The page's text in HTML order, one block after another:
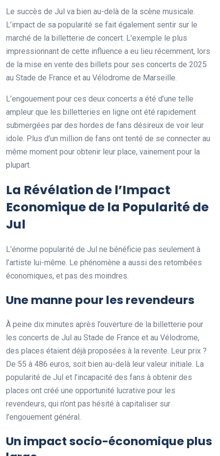
Le succès de Jul va bien au-delà de la scène musicale.
L’impact de sa popularité se fait également sentir sur le
marché de la billetterie de concert. L’exemple le plus
impressionnant de cette influence a eu lieu récemment, lors
de la mise en vente des billets pour ses concerts de 2025
au Stade de France et au Vélodrome de Marseille.
L’engouement pour ces deux concerts a été d’une telle
ampleur que les billetteries en ligne ont été rapidement
submergées par des hordes de fans désireux de voir leur
idole. Plus d’un million de fans ont tenté de se connecter au
même moment pour obtenir leur place, vainement pour la
plupart.
La Révélation de l’Impact
Economique de la Popularité de
Jul
L’énorme popularité de Jul ne bénéficie pas seulement à
l’artiste lui-même. Le phénomène a aussi des retombées
économiques, et pas des moindres.
Une manne pour les revendeurs
À peine dix minutes après l’ouverture de la billetterie pour
les concerts de Jul au Stade de France et au Vélodrome,
des places étaient déjà proposées à la revente. Leur prix ?
De 55 à 486 euros, soit bien au-delà leur valeur initiale. La
popularité de Jul et l’incapacité des fans à obtenir des
places ont créé une opportunité lucrative pour les
revendeurs, qui n’ont pas hésité à capitaliser sur
l’engouement général.
Un impact socio-économique plus